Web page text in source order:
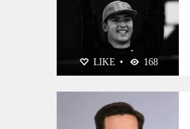
LIKE • 168
PERSONNALITÉS